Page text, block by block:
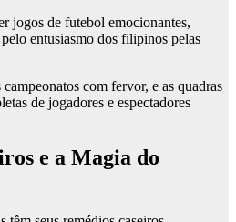
jogos de futebol emocionantes,
entusiasmo dos filipinos pelas
com fervor, e as quadras
de jogadores e espectadores
e a Magia do